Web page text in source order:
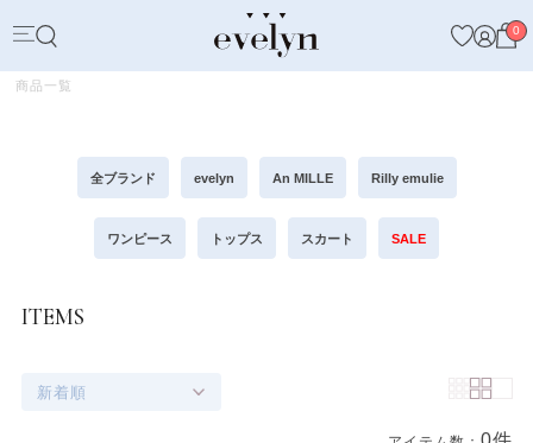
0
商品一覧
全ブランド evelyn An MILLE Rilly emulie
ワンピース トップス スカート SALE
ITEMS
新着順